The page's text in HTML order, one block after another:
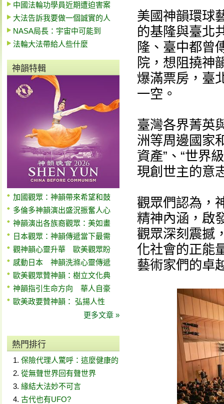
中國法輪功學員近期遭迫害案
大法告訴我要做一個誠實的人
NASA局長：宇宙中可能到
法輪大法帶給人些什麼
神韻特輯
加國觀眾：神韻帶來希望和鼓
多倫多神韻演出盛況振奮人心
神韻演出各族裔觀眾：美如畫
日本觀眾：神韻傳遞當下最需
觀神韻心靈升華 歐美觀眾盼
感動日本 神韻洗滌心靈傳遞
歐美觀眾贊神韻：樹立文化典
神韻指引生命方向 華人自豪
歐美政要贊神韻： 弘揚人性
更多文章 »
熱門排行
保險代理人驚呼：這麼健康的
從無聲世界回有聲世界
緣結大法妙不可言
古代也有UFO?
美國神韻環球
的基隆與臺北
隆、臺中都曾
院，想阻撓神
爆滿票房，臺
一空。
臺灣各界菁英
洲等周邊國家
資產”、“世界
現創世主的意
觀眾們認為，
精神內涵，啟
觀眾深刻震撼
化社會的正能
藝術家們的卓